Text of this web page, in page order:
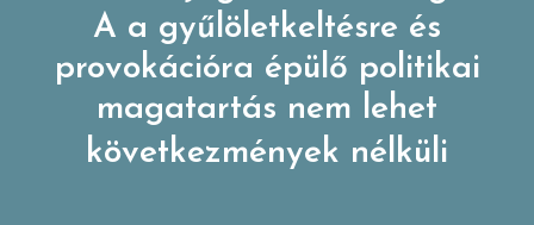
A a gyűlöletkeltésre és
provokációra épülő politikai
magatartás nem lehet
következmények nélküli